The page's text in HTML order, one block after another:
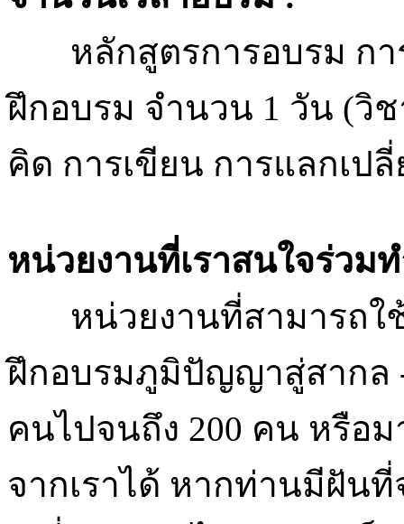
หลักสูตรการอบรม การ
ฝึกอบรม จำนวน 1 วัน (วิ
คิด การเขียน การแลกเป
หน่วยงานที่เราสนใจร่วม
หน่วยงานที่สามารถใช้
ฝึกอบรมภูมิปัญญาสู่สากล
คนไปจนถึง 200 คน หรือ
จากเราได้ หากท่านมีฝัน